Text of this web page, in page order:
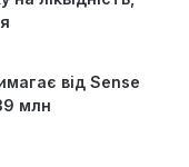
від Sense
млн